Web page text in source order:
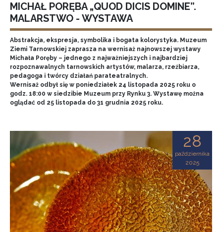
MICHAŁ PORĘBA „QUOD DICIS DOMINE”.
MALARSTWO - WYSTAWA
Abstrakcja, ekspresja, symbolika i bogata kolorystyka. Muzeum
Ziemi Tarnowskiej zaprasza na wernisaż najnowszej wystawy
Michała Poręby – jednego z najważniejszych i najbardziej
rozpoznawalnych tarnowskich artystów, malarza, rzeźbiarza,
pedagoga i twórcy działań parateatralnych.
Wernisaż odbył się w poniedziałek 24 listopada 2025 roku o
godz. 18:00 w siedzibie Muzeum przy Rynku 3. Wystawę można
oglądać od 25 listopada do 31 grudnia 2025 roku.
28
października
2025